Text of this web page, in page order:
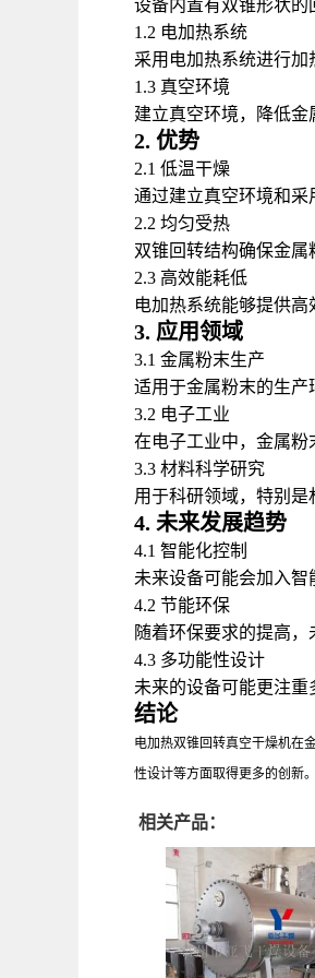
设备内置有双锥形状的
1.2 电加热系统
采用电加热系统进行加
1.3 真空环境
建立真空环境，降低金
2. 优势
2.1 低温干燥
通过建立真空环境和采
2.2 均匀受热
双锥回转结构确保金
2.3 高效能耗低
电加热系统能够提供高
3. 应用领域
3.1 金属粉末生产
适用于金属粉末的生产
3.2 电子工业
在电子工业中，金属粉
3.3 材料科学研究
用于科研领域，特别是
4. 未来发展趋势
4.1 智能化控制
未来设备可能会加入智
4.2 节能环保
随着环保要求的提高，
4.3 多功能性设计
未来的设备可能更注
结论
电加热双锥回转真空干燥机在
性设计等方面取得更多的创新。
相关产品：